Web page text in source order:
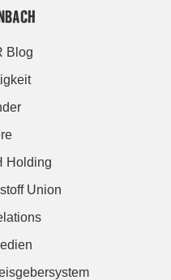
Blog
Holding
Union